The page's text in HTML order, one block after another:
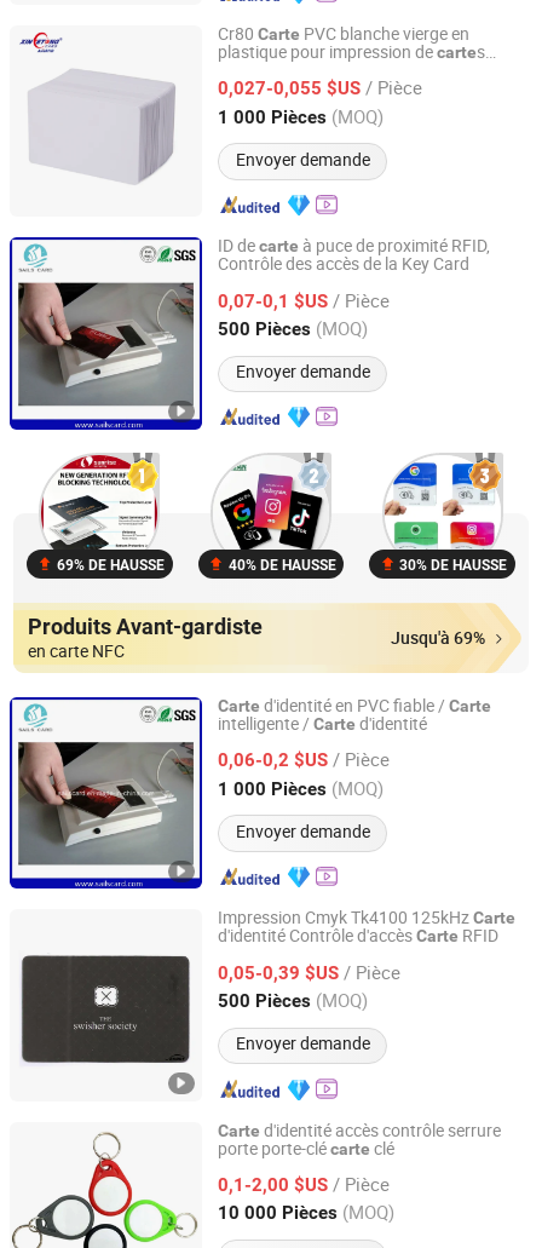
Cr80 Carte PVC blanche vierge en
plastique pour impression decartes
0,027-0,055 $US / Pièce
1 000 Pièces (MOQ)
Envoyer demande
Shenzhen Xinyetong Technology Development Co., Ltd.
Guangdong, China Depuis 2020
ID decarte à puce de proximité RFID,
Contrôle des accès de la Key Card
0,07-0,1 $US / Pièce
500 Pièces (MOQ)
Envoyer demande
Sails RFID Smart Card Technology Co., Limited
Guangdong, China Depuis 2015
69% DE HAUSSE 40% DE HAUSSE 30% DE HAUSSE
Produits Avant-gardiste
en carte NFC
Jusqu'à 69%
Carte d'identité en PVC fiable / Carte
intelligente / Carte d'identité
0,06-0,2 $US / Pièce
1 000 Pièces (MOQ)
Envoyer demande
Sails RFID Smart Card Technology Co., Limited
Guangdong, China Depuis 2015
Impression Cmyk Tk4100 125kHzCarte
d'identité Contrôle d'accèsCarte RFID
0,05-0,39 $US / Pièce
500 Pièces (MOQ)
Envoyer demande
Shenzhen Seaory Technology Co., Ltd.
Guangdong, China Depuis 2006
Carte d'identité accès contrôle serrure
porte porte-clécarte clé
0,1-2,00 $US / Pièce
10 000 Pièces (MOQ)
Shanghai Wallis Technology Co., Ltd.
Shanghai, China Depuis 2019